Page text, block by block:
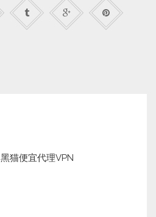
黑猫便宜代理VPN